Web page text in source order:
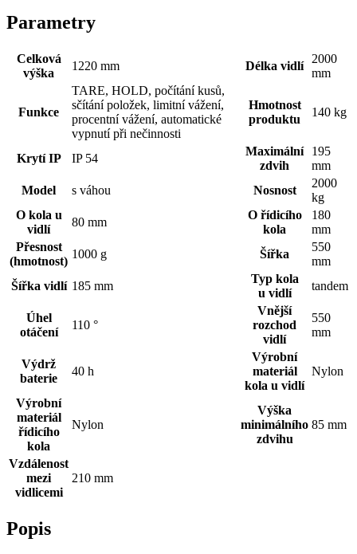
Parametry
Celková
výška
1220 mm Délka vidlí
2000
mm
Funkce
TARE, HOLD, počítání kusů,
sčítání položek, limitní vážení,
procentní vážení, automatické
vypnutí při nečinnosti
Hmotnost
produktu
140 kg
Krytí IP IP 54
Maximální
zdvih
195
mm
Model
s váhou Nosnost
2000
kg
O kola u
vidlí
80 mm
O řídicího
kola
180
mm
Přesnost
(hmotnost)
1000 g Šířka
550
mm
Šířka vidlí 185 mm
Typ kola
u vidlí
tandem
Úhel
otáčení
110 °
Vnější
rozchod
vidlí
550
mm
Výdrž
baterie
40 h
Výrobní
materiál
kola u vidlí
Nylon
Výrobní
materiál
řídicího
kola
Nylon
Výška
minimálního
zdvihu
85 mm
Vzdálenost
mezi
vidlicemi
210 mm
Popis